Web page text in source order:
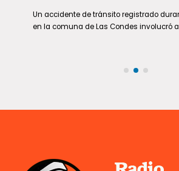
Un accidente de tránsito registrado durante
en la comuna de Las Condes involucró al...